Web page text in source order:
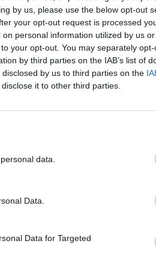
by us, please use the below opt-out
your opt-out request is processed
personal information utilized by us
your opt-out. You may separately
by third parties on the IAB’s list of
by us to third parties on the
it to other third parties.
data.
Data.
Data for Targeted
En este sentido, el
el mundo digital y
la balanza, frente a
y que, por
surge el gran
más
que más interés
De las cifras
una farmacia en
lugares de
se sitúa muy
atraídos en la